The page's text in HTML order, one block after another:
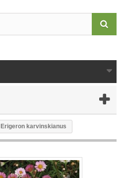
Erigeron karvinskianus